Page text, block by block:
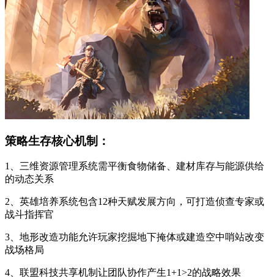
策略生存核心机制：
1、三维资源管理系统需平衡食物储备、建材库存与能源供给
的动态关系
2、英雄培养系统包含12种天赋发展方向，可打造侦查专家或
战斗指挥官
3、地形改造功能允许玩家挖掘地下掩体或建造空中哨站改变
战场格局
4、联盟科技共享机制让团队协作产生1+1>2的战略效果